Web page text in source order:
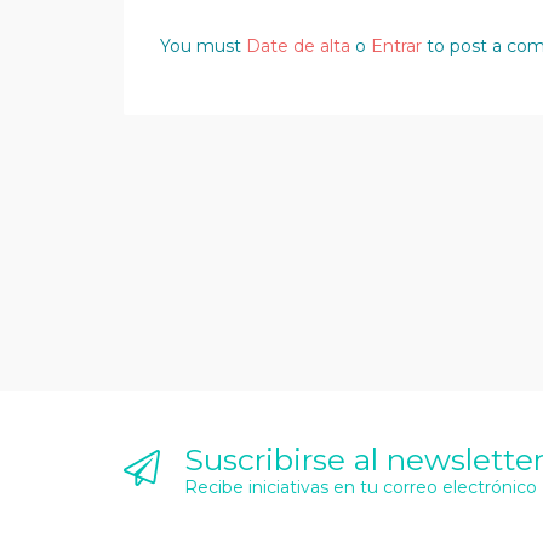
You must Date de alta o Entrar to post a
Suscribirse al newsletter
Recibe iniciativas en tu correo electrónico